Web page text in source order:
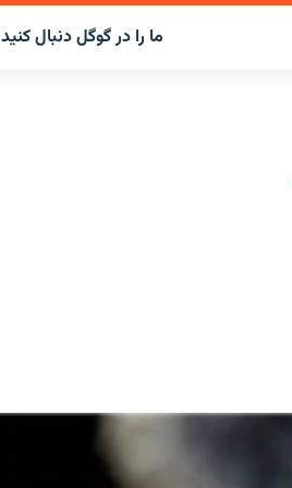
ما را در گوگل دنبال کنید